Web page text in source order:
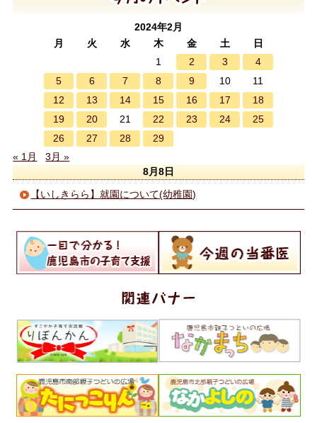
2024年2月
月
火 水 木 金 土
日
1
2 3
4
5
6 7 8 9 10
11
12
13 14 15 16 17
18
19
20 21 22 23 24
25
26
27 28
29
« 1月
3月 »
8月8日
【いしきらら】就園について(幼稚園)